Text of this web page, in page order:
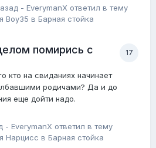
- EverymanX ответил в тему
Boy35 в Барная стойка
17
помирись с
кто на свиданиях начинает
родичами? Да и до
еще дойти надо.
- EverymanX ответил в тему
Нарцисс в Барная стойка